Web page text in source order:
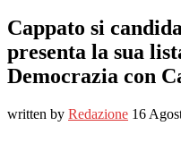
Cappato si
presenta la sua
Democrazia con
written by Redazione 16